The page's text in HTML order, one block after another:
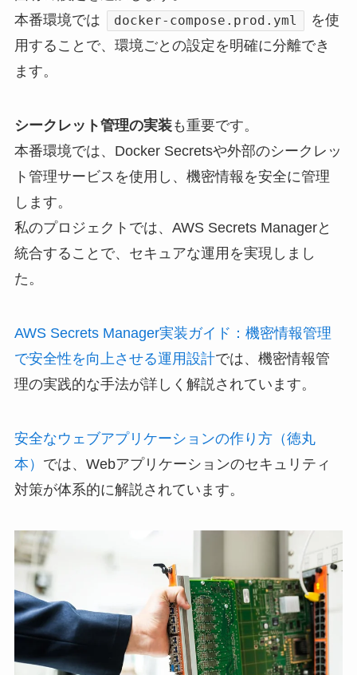
本番環境では
docker-compose.prod.yml
を使
用することで、環境ごとの設定を明確に分離でき
ます。
シークレット管理の実装も重要です。
本番環境では、Docker Secretsや外部のシークレッ
ト管理サービスを使用し、機密情報を安全に管理
します。
私のプロジェクトでは、AWS Secrets Managerと
統合することで、セキュアな運用を実現しまし
た。
AWS Secrets Manager実装ガイド：機密情報管理
で安全性を向上させる運用設計では、機密情報管
理の実践的な手法が詳しく解説されています。
安全なウェブアプリケーションの作り方（徳丸
本） では、Webアプリケーションのセキュリティ
対策が体系的に解説されています。